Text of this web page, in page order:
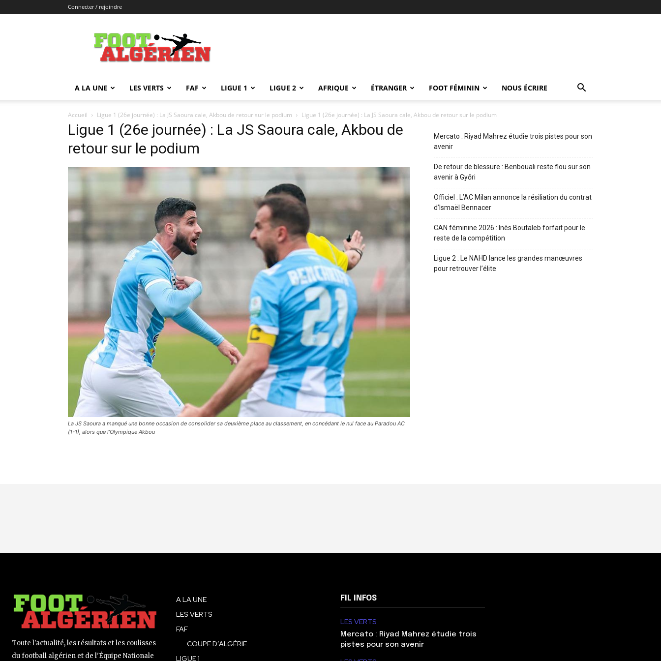
Connecter / rejoindre
FOOTALGERIEN
A LA UNE LES VERTS FAF LIGUE 1 LIGUE 2 AFRIQUE ÉTRANGER FOOT FÉMININ NOUS ÉCRIRE
Accueil Ligue 1 (26e journée) : La JS Saoura cale, Akbou de retour sur le podium Ligue 1 (26e journée) : La JS Saoura cale, Akbou de retour sur le podium
Ligue 1 (26e journée) : La JS Saoura cale, Akbou de
retour sur le podium
La JS Saoura a manqué une bonne occasion de consolider sa deuxième place au classement, en concédant le nul face au Paradou AC
(1-1), alors que l’Olympique Akbou
Mercato : Riyad Mahrez étudie trois pistes pour son
avenir
De retour de blessure : Benbouali reste flou sur son
avenir à Győri
Officiel : L’AC Milan annonce la résiliation du contrat
d’Ismaël Bennacer
CAN féminine 2026 : Inès Boutaleb forfait pour le
reste de la compétition
Ligue 2 : Le NAHD lance les grandes manœuvres
pour retrouver l’élite
Toute l'actualité, les résultats et les coulisses
du football algérien et de l'Équipe Nationale
A LA UNE
LES VERTS
FAF
COUPE D’ALGÉRIE
LIGUE 1
FIL INFOS
LES VERTS
Mercato : Riyad Mahrez étudie trois
pistes pour son avenir